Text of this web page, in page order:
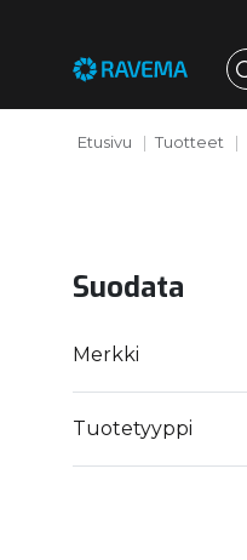
Etusivu Tuotteet
Suodata
Merkki
Tuotetyyppi